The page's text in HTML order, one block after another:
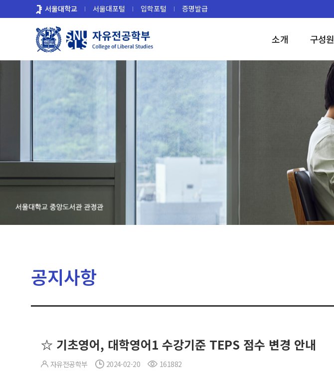
로
서울대학교 서울대포털 입학포털 증명발급
소개 구성원
공지사항
☆ 기초영어, 대학영어1 수강기준 TEPS 점수 변경 안내
자유전공학부 2024-02-20 161882